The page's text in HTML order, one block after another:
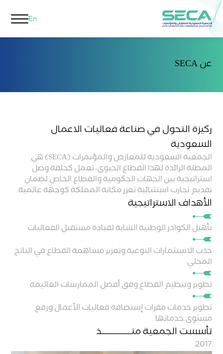
En
عن SECA
ركيزة التحول في صناعة فعاليات الاعمال
السعودية
الجمعية السعودية للمعارض والمؤتمرات (SECA) هي
المظلة الرائدة لهذا القطاع الحيوي، تعمل كحلقة وصل
استراتيجية بين الجهات الحكومية والقطاع الخاص لضمان
تقديم تجارب استثنائية تعزز مكانة المملكة كوجهة عالمية.
الأهداف الاستراتيجية
تأهيل الكوادر الوطنية الشابة لقيادة مستقبل الفعاليات
جذب الاستثمارات النوعية وتعزيز مساهمة القطاع في الناتج
المحلي
تطوير وتنظيم القطاع وفق أفضل الممارسات العاليمة
تطوير خدمات مقرات إستضافة فعاليات الأعمال ورفع
مستوى خدماتها
تأسست الجمعية منـــــــــــــــذ
2017